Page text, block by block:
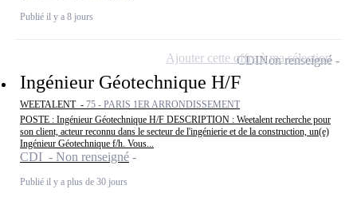
Publié il y a 8 jours
Ingénieur Géotechnique H/F
WEETALENT - 75 - PARIS 1ER ARRONDISSEMENT
POSTE : Ingénieur Géotechnique H/F DESCRIPTION : Weetalent recherche pour
son client, acteur reconnu dans le secteur de l'ingénierie et de la construction, un(e)
Ingénieur Géotechnique f/h. Vous...
CDI - Non renseigné
Publié il y a plus de 30 jours
CDINon renseigné
Ajouter cette offre à ma sélection